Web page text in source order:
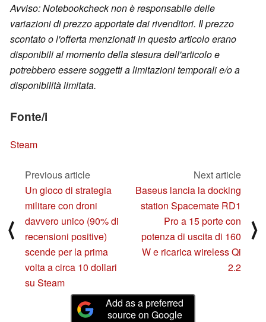
Avviso: Notebookcheck non è responsabile delle
variazioni di prezzo apportate dai rivenditori. Il prezzo
scontato o l'offerta menzionati in questo articolo erano
disponibili al momento della stesura dell'articolo e
potrebbero essere soggetti a limitazioni temporali e/o a
disponibilità limitata.
Fonte/i
Steam
⟨
Previous article
Un gioco di strategia
militare con droni
davvero unico (90% di
recensioni positive)
scende per la prima
volta a circa 10 dollari
su Steam
Next article
Baseus lancia la docking
station Spacemate RD1
Pro a 15 porte con
potenza di uscita di 160
W e ricarica wireless Qi
2.2
⟩
Add as a preferred
source on Google